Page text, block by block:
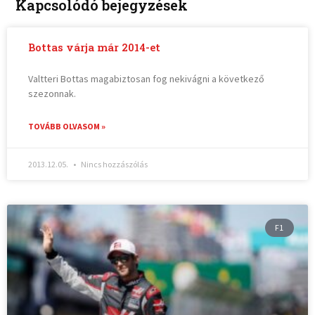
Kapcsolódó bejegyzések
Bottas várja már 2014-et
Valtteri Bottas magabiztosan fog nekivágni a következő
szezonnak.
TOVÁBB OLVASOM »
2013.12.05. Nincs hozzászólás
F1